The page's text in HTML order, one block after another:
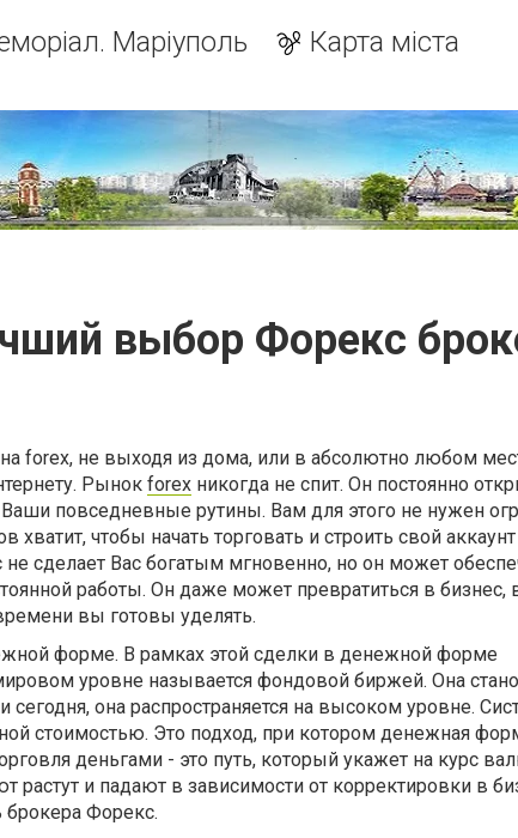
Маріуполь Карта міста
выбор Форекс
не выходя из дома, или в абсолютно любом
Рынок forex никогда не спит. Он постоянно
повседневные рутины. Вам для этого не нужен
чтобы начать торговать и строить свой
сделает Вас богатым мгновенно, но он может
работы. Он даже может превратиться в бизнес,
вы готовы уделять.
форме. В рамках этой сделки в денежной форме
уровне называется фондовой биржей. Она
она распространяется на высоком уровне.
стоимостью. Это подход, при котором денежная
деньгами - это путь, который укажет на курс
растут и падают в зависимости от корректировки в
брокера Форекс.